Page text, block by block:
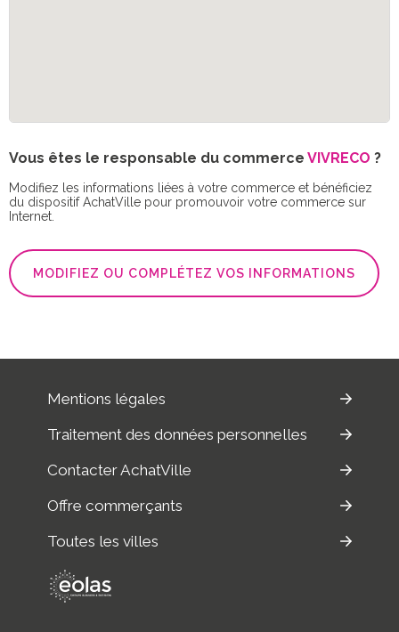
Vous êtes le responsable du commerce VIVRECO ?
Modifiez les informations liées à votre commerce et bénéficiez
du dispositif AchatVille pour promouvoir votre commerce sur
Internet.
MODIFIEZ OU COMPLÉTEZ VOS INFORMATIONS
Mentions légales
Traitement des données personnelles
Contacter AchatVille
Offre commerçants
Toutes les villes